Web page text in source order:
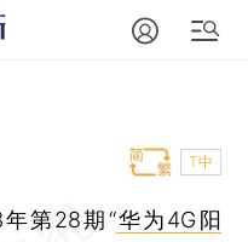
T中
第28期“华为4G阳